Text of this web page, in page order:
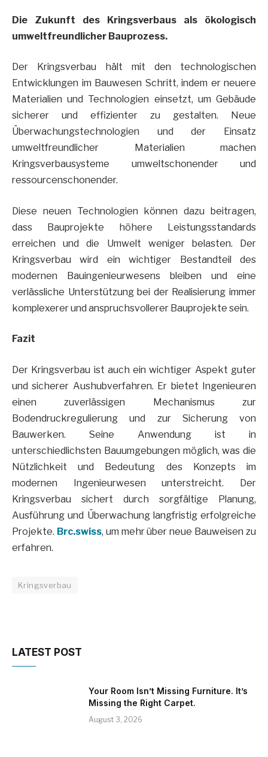
Die Zukunft des Kringsverbaus als ökologisch
umweltfreundlicher Bauprozess.
Der Kringsverbau hält mit den technologischen
Entwicklungen im Bauwesen Schritt, indem er neuere
Materialien und Technologien einsetzt, um Gebäude
sicherer und effizienter zu gestalten. Neue
Überwachungstechnologien und der Einsatz
umweltfreundlicher Materialien machen
Kringsverbausysteme umweltschonender und
ressourcenschonender.
Diese neuen Technologien können dazu beitragen,
dass Bauprojekte höhere Leistungsstandards
erreichen und die Umwelt weniger belasten. Der
Kringsverbau wird ein wichtiger Bestandteil des
modernen Bauingenieurwesens bleiben und eine
verlässliche Unterstützung bei der Realisierung immer
komplexerer und anspruchsvollerer Bauprojekte sein.
Fazit
Der Kringsverbau ist auch ein wichtiger Aspekt guter
und sicherer Aushubverfahren. Er bietet Ingenieuren
einen zuverlässigen Mechanismus zur
Bodendruckregulierung und zur Sicherung von
Bauwerken. Seine Anwendung ist in
unterschiedlichsten Bauumgebungen möglich, was die
Nützlichkeit und Bedeutung des Konzepts im
modernen Ingenieurwesen unterstreicht. Der
Kringsverbau sichert durch sorgfältige Planung,
Ausführung und Überwachung langfristig erfolgreiche
Projekte. Brc.swiss, um mehr über neue Bauweisen zu
erfahren.
Kringsverbau
LATEST POST
Your Room Isn’t Missing Furniture. It’s
Missing the Right Carpet.
August 3, 2026